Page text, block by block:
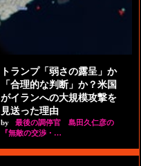
トランプ「弱さの露呈」か
「合理的な判断」か？米国
がイランへの大規模攻撃を
見送った理由
by
最後の調停官 島田久仁彦の
『無敵の交渉・…